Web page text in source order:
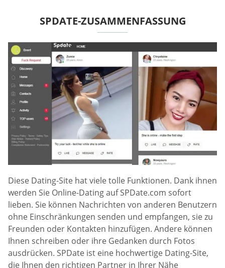
SPDATE-ZUSAMMENFASSUNG
Diese Dating-Site hat viele tolle Funktionen. Dank ihnen
werden Sie Online-Dating auf SPDate.com sofort
lieben. Sie können Nachrichten von anderen Benutzern
ohne Einschränkungen senden und empfangen, sie zu
Freunden oder Kontakten hinzufügen. Andere können
Ihnen schreiben oder ihre Gedanken durch Fotos
ausdrücken. SPDate ist eine hochwertige Dating-Site,
die Ihnen den richtigen Partner in Ihrer Nähe